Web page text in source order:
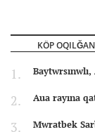
KÖP
Aua rayına
Mwratbek